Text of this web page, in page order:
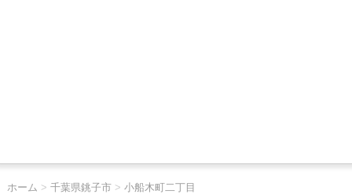
ホーム > 千葉県銚子市> 小船木町二丁目